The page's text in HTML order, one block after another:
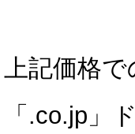
上記価格
「.co.jp」